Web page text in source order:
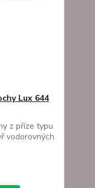
Lux 644
z příze typu
vodorovných